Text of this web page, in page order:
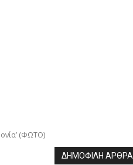
(ΦΩΤΟ)
ΔΗΜΟΦΙΛΗ ΑΡΘΡΑ